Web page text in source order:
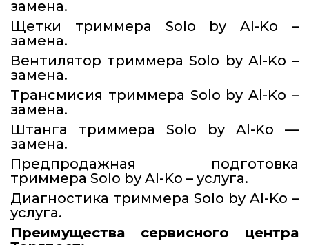
замена.
Щетки триммера Solo by Al-Ko –
замена.
Вентилятор триммера Solo by Al-Ko –
замена.
Трансмисия триммера Solo by Al-Ko –
замена.
Штанга триммера Solo by Al-Ko —
замена.
Предпродажная подготовка
триммера Solo by Al-Ko – услуга.
Диагностика триммера Solo by Al-Ko –
услуга.
Преимущества сервисного центра